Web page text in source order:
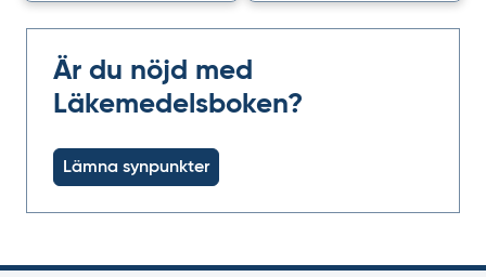
Är du nöjd med
Läkemedelsboken?
Lämna synpunkter